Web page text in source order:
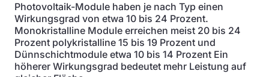
Photovoltaik-Module haben je nach Typ einen
Wirkungsgrad von etwa 10 bis 24 Prozent.
Monokristalline Module erreichen meist 20 bis 24
Prozent polykristalline 15 bis 19 Prozent und
Dünnschichtmodule etwa 10 bis 14 Prozent Ein
höherer Wirkungsgrad bedeutet mehr Leistung auf